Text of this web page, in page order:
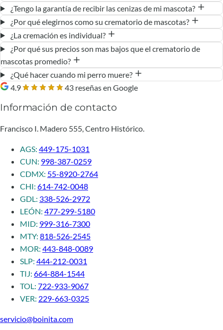
¿Tengo la garantía de recibir las cenizas de mi mascota?
¿Por qué elegirnos como su crematorio de mascotas?
¿La cremación es individual?
¿Por qué sus precios son mas bajos que el crematorio de
mascotas promedio?
¿Qué hacer cuando mi perro muere?
4.9
43 reseñas en Google
Información de contacto
Francisco I. Madero 555, Centro Histórico.
AGS: 449-175-1031
CUN: 998-387-0259
CDMX: 55-8920-2764
CHI: 614-742-0048
GDL: 338-526-2972
LEÓN: 477-299-5180
MID: 999-316-7300
MTY: 818-526-2545
MOR: 443-848-0089
SLP: 444-212-0031
TIJ: 664-884-1544
TOL: 722-933-9067
VER: 229-663-0325
servicio@boinita.com